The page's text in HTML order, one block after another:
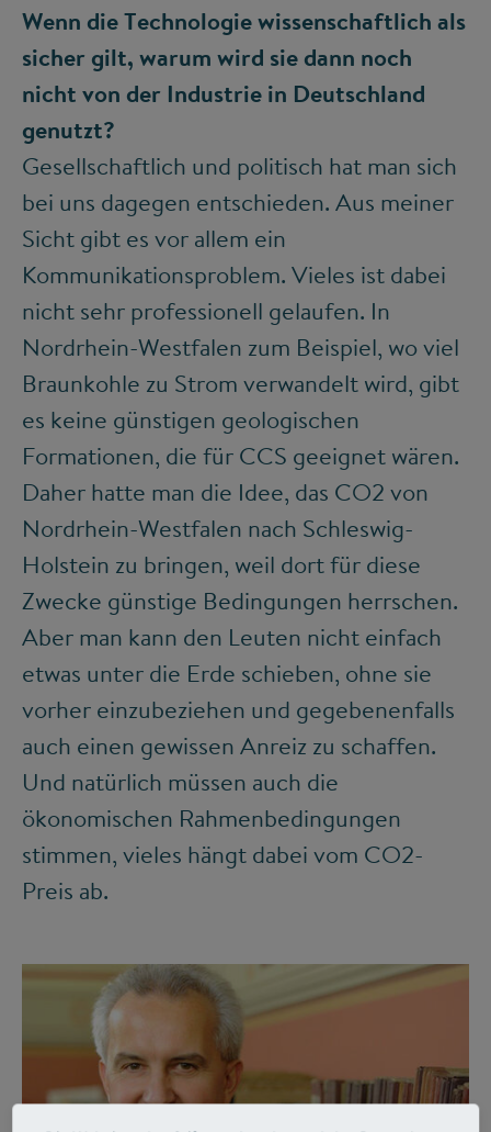
Wenn die Technologie wissenschaftlich als
sicher gilt, warum wird sie dann noch
nicht von der Industrie in Deutschland
genutzt?
Gesellschaftlich und politisch hat man sich
bei uns dagegen entschieden. Aus meiner
Sicht gibt es vor allem ein
Kommunikationsproblem. Vieles ist dabei
nicht sehr professionell gelaufen. In
Nordrhein-Westfalen zum Beispiel, wo viel
Braunkohle zu Strom verwandelt wird, gibt
es keine günstigen geologischen
Formationen, die für CCS geeignet wären.
Daher hatte man die Idee, das CO2 von
Nordrhein-Westfalen nach Schleswig-
Holstein zu bringen, weil dort für diese
Zwecke günstige Bedingungen herrschen.
Aber man kann den Leuten nicht einfach
etwas unter die Erde schieben, ohne sie
vorher einzubeziehen und gegebenenfalls
auch einen gewissen Anreiz zu schaffen.
Und natürlich müssen auch die
ökonomischen Rahmenbedingungen
stimmen, vieles hängt dabei vom CO2-
Preis ab.